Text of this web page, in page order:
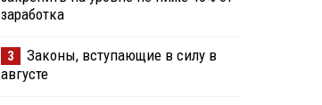
заработка
3
Законы, вступающие в силу в
августе